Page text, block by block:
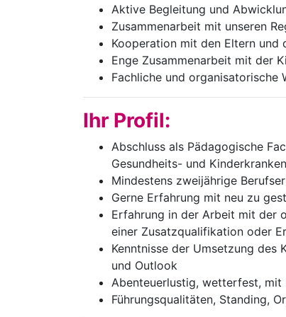
Aktive Begleitung und
Zusammenarbeit mit unseren
Kooperation mit den Eltern und
Enge Zusammenarbeit mit der
Fachliche und organisatorische
Ihr Profil:
Abschluss als Pädagogische
Gesundheits- und
Mindestens zweijährige
Gerne Erfahrung mit neu zu
Erfahrung in der Arbeit mit der
einer Zusatzqualifikation oder
Kenntnisse der Umsetzung des
und Outlook
Abenteuerlustig, wetterfest, mit
Führungsqualitäten, Standing,